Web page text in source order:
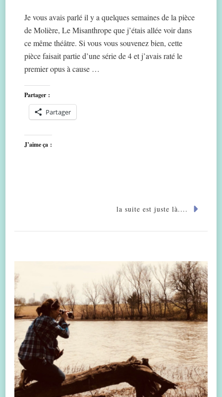
Je vous avais parlé il y a quelques semaines de la pièce
de Molière, Le Misanthrope que j’étais allée voir dans
ce même théâtre. Si vous vous souvenez bien, cette
pièce faisait partie d’une série de 4 et j’avais raté le
premier opus à cause …
Partager :
Partager
J’aime ça :
la suite est juste là....